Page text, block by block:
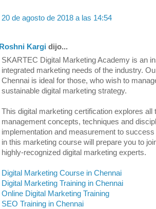
20 de agosto de 2018 a las 14:54
Roshni Kargi dijo...
SKARTEC Digital Marketing Academy is an
integrated marketing needs of the industry.
Chennai is ideal for those, who wish to
sustainable digital marketing strategy.
This digital marketing certification explores all
management concepts, techniques and
implementation and measurement to
in this marketing course will prepare you to
highly-recognized digital marketing experts.
Digital Marketing Course in Chennai
Digital Marketing Training in Chennai
Online Digital Marketing Training
SEO Training in Chennai